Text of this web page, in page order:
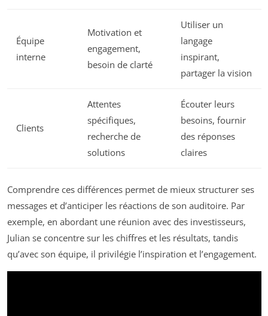
Équipe
interne
Motivation et
engagement,
besoin de clarté
Utiliser un
langage
inspirant,
partager la vision
Clients
Attentes
spécifiques,
recherche de
solutions
Écouter leurs
besoins, fournir
des réponses
claires
Comprendre ces différences permet de mieux structurer ses
messages et d’anticiper les réactions de son auditoire. Par
exemple, en abordant une réunion avec des investisseurs,
Julian se concentre sur les chiffres et les résultats, tandis
qu’avec son équipe, il privilégie l’inspiration et l’engagement.